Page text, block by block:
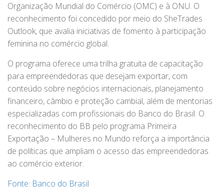
Organização Mundial do Comércio (OMC) e à ONU. O
reconhecimento foi concedido por meio do SheTrades
Outlook, que avalia iniciativas de fomento à participação
feminina no comércio global.
O programa oferece uma trilha gratuita de capacitação
para empreendedoras que desejam exportar, com
conteúdo sobre negócios internacionais, planejamento
financeiro, câmbio e proteção cambial, além de mentorias
especializadas com profissionais do Banco do Brasil. O
reconhecimento do BB pelo programa Primeira
Exportação – Mulheres no Mundo reforça a importância
de políticas que ampliam o acesso das empreendedoras
ao comércio exterior.
Fonte: Banco do Brasil